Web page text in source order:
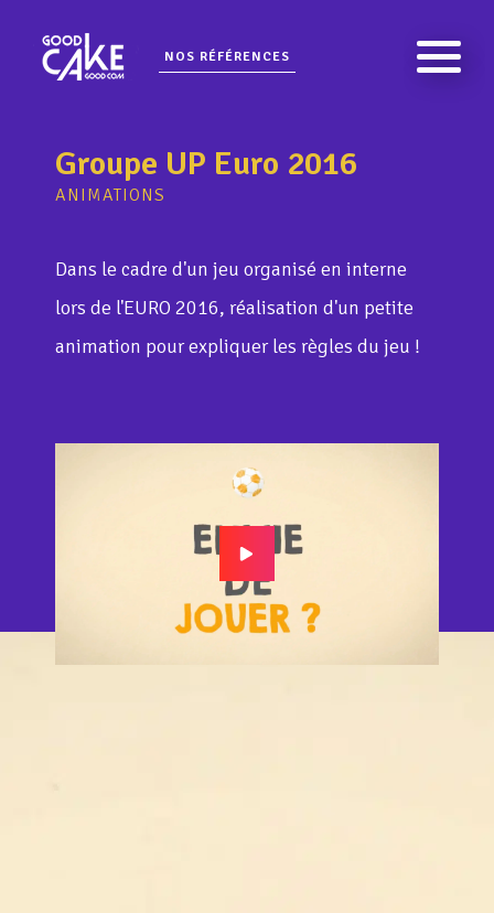
NOS RÉFÉRENCES
Groupe UP Euro 2016
ANIMATIONS
Dans le cadre d'un jeu organisé en interne
lors de l'EURO 2016, réalisation d'un petite
animation pour expliquer les règles du jeu !